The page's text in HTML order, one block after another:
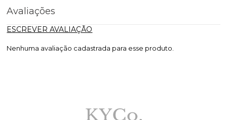
Avaliações
ESCREVER AVALIAÇÃO
Nenhuma avaliação cadastrada para esse produto.